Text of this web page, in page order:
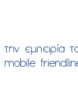
εμπειρία
mobile